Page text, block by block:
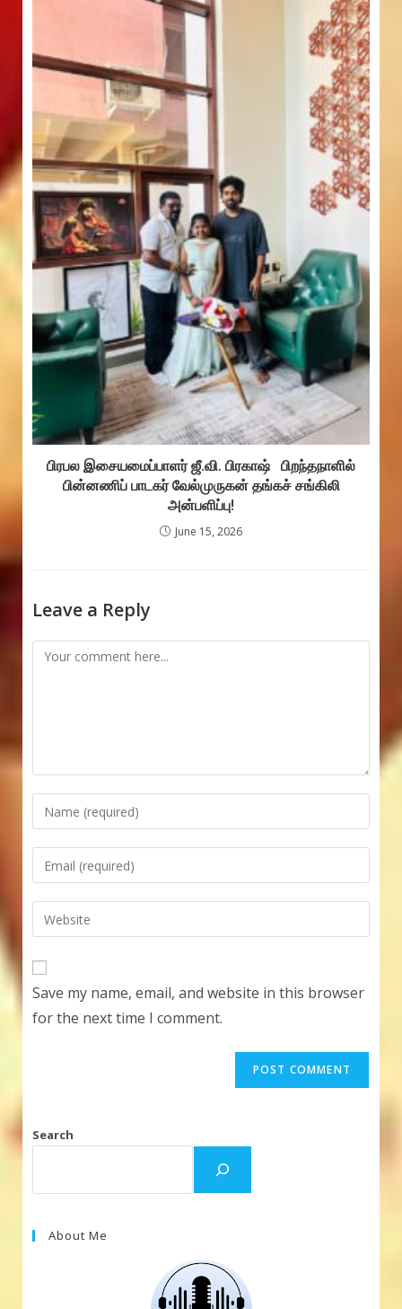
பிரபல இசையமைப்பாளர் ஜீ.வி. பிரகாஷ் பிறந்தநாளில்
பின்னணிப் பாடகர் வேல்முருகன் தங்கச் சங்கிலி
அன்பளிப்பு!
June 15, 2026
Leave a Reply
Comment
Enter
your
name
comment
Enter
your
email
address
comment
Enter
your
website
URL
(optional)
Save my name, email, and website in this browser
for the next time I comment.
Search
About Me